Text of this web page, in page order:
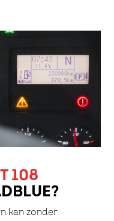
108
kan zonder